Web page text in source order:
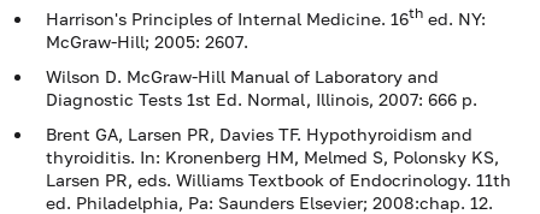
Harrison's Principles of Internal Medicine. 16th ed. NY:
McGraw-Hill; 2005: 2607.
Wilson D. McGraw-Hill Manual of Laboratory and
Diagnostic Tests 1st Ed. Normal, Illinois, 2007: 666 p.
Brent GA, Larsen PR, Davies TF. Hypothyroidism and
thyroiditis. In: Kronenberg HM, Melmed S, Polonsky KS,
Larsen PR, eds. Williams Textbook of Endocrinology. 11th
ed. Philadelphia, Pa: Saunders Elsevier; 2008:chap. 12.